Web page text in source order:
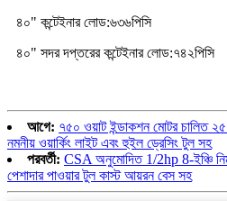
৪০" কন্টেইনার লোড:৬৩৬পিসি
৪০" সদর দপ্তরের কন্টেইনার লোড:৭৪২পিসি
আগে: ৭৫০ ওয়াট ইন্ডাকশন মোটর চালিত
নমনীয় ওয়ার্কিং লাইট এবং হুইল ড্রেসিং টুল সহ
পরবর্তী: CSA অনুমোদিত 1/2hp 8-ইঞ্চি
পেশাদার পাওয়ার টুল কাস্ট আয়রন বেস সহ